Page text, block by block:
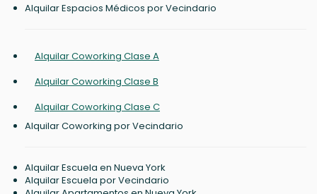
Alquilar Espacios Médicos por Vecindario
Alquilar Coworking Clase A
Alquilar Coworking Clase B
Alquilar Coworking Clase C
Alquilar Coworking por Vecindario
Alquilar Escuela en Nueva York
Alquilar Escuela por Vecindario